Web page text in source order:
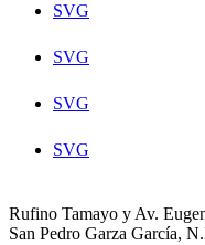
SVG
SVG
SVG
SVG
Rufino Tamayo y Av.
San Pedro Garza García,